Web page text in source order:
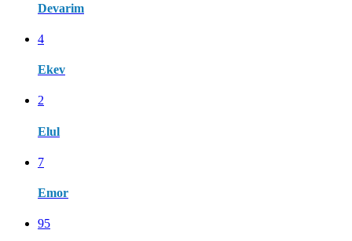
Devarim
4
Ekev
2
Elul
7
Emor
95